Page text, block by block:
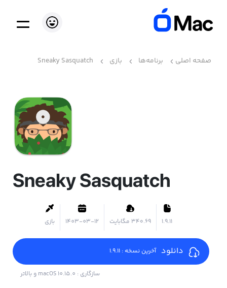
صفحه اصلی برنامه‌ها بازی Sneaky Sasquatch
Sneaky Sasquatch
1.9.11 ۳۴۰.۶۹ مگابایت 1403-03-12 بازی
دانلود آخرین نسخه : 1.9.11
سازگاری : macOS 10.15.0 و بالاتر